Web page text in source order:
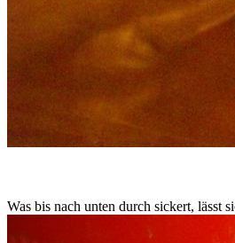
Was bis nach unten durch sickert, lässt